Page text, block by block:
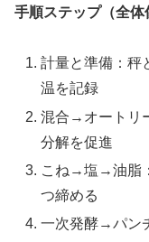
手順ステップ（全体
計量と準備：秤
温を記録
混合→オートリ
分解を促進
こね→塩→油脂
つ締める
一次発酵→パン